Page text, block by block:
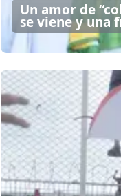
Un amor de
se viene y una